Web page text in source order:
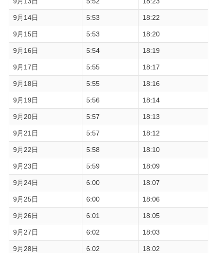
9月14日 5:53 18:22
9月15日 5:53 18:20
9月16日 5:54 18:19
9月17日 5:55 18:17
9月18日 5:55 18:16
9月19日 5:56 18:14
9月20日 5:57 18:13
9月21日 5:57 18:12
9月22日 5:58 18:10
9月23日 5:59 18:09
9月24日 6:00 18:07
9月25日 6:00 18:06
9月26日 6:01 18:05
9月27日 6:02 18:03
9月28日 6:02 18:02